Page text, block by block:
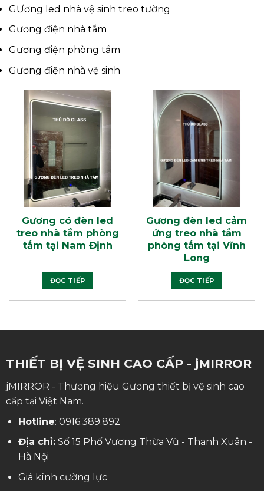
GƯơng led nhà vệ sinh treo tường
Gương điện nhà tắm
Gương điện phòng tắm
Gương điện nhà vệ sinh
Gương có đèn led
treo nhà tắm phòng
tắm tại Nam Định
ĐỌC TIẾP
Gương đèn led cảm
ứng treo nhà tắm
phòng tắm tại Vĩnh
Long
ĐỌC TIẾP
THIẾT BỊ VỆ SINH CAO CẤP - jMIRROR
jMIRROR - Thương hiệu Gương thiết bị vệ sinh cao
cấp tại Việt Nam.
Hotline: 0916.389.892
Địa chỉ:Số 15 Phố Vương Thừa Vũ - Thanh Xuân -
Hà Nội
Giá kính cường lực